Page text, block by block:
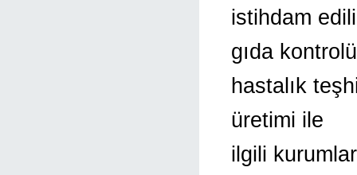
istihdam
gıda
hastalık
üretimi ile
ilgili